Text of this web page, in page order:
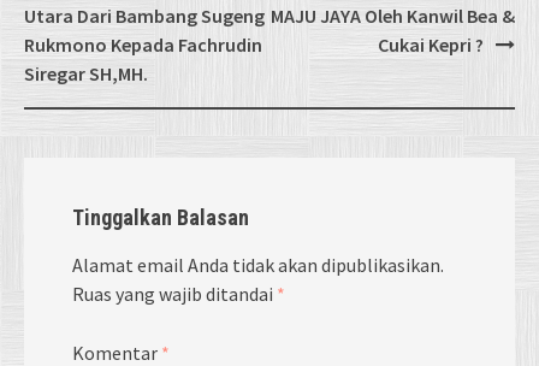
Utara Dari Bambang Sugeng
Rukmono Kepada Fachrudin
Siregar SH,MH.
MAJU JAYA Oleh Kanwil Bea &
Cukai Kepri ?
Tinggalkan Balasan
Alamat email Anda tidak akan dipublikasikan.
Ruas yang wajib ditandai *
Komentar *